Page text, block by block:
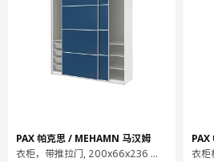
和螺栓。 如果无法确定，请咨询专业人
商品尺寸和包装信息
宽度
100.0
深度
60.0
PAX 帕克思 / MEHAMN 马汉姆
衣柜，带推拉门, 200x66x236 厘米
PAX
衣柜